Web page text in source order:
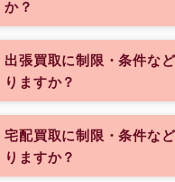
か？
出張買取に制限・条件な
りますか？
宅配買取に制限・条件な
りますか？